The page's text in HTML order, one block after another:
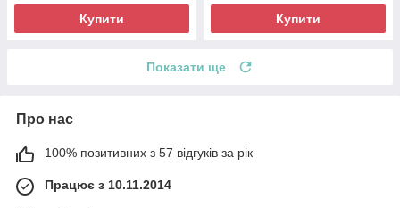
Купити Купити
Показати ще
Про нас
100% позитивних з 57 відгуків за рік
Працює з 10.11.2014